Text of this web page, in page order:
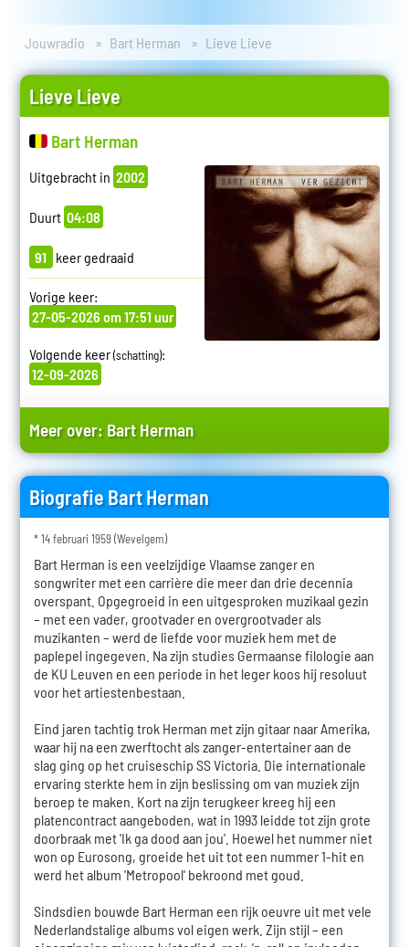
Jouwradio Bart Herman Lieve Lieve
Lieve Lieve
Bart Herman
Uitgebracht in 2002
Duurt 04:08
91 keer gedraaid
Vorige keer:
27-05-2026 om 17:51 uur
Volgende keer(schatting):
12-09-2026
Meer over: Bart Herman
Biografie Bart Herman
* 14 februari 1959 (Wevelgem)
Bart Herman is een veelzijdige Vlaamse zanger en
songwriter met een carrière die meer dan drie decennia
overspant. Opgegroeid in een uitgesproken muzikaal gezin
– met een vader, grootvader en overgrootvader als
muzikanten – werd de liefde voor muziek hem met de
paplepel ingegeven. Na zijn studies Germaanse filologie aan
de KU Leuven en een periode in het leger koos hij resoluut
voor het artiestenbestaan.
Eind jaren tachtig trok Herman met zijn gitaar naar Amerika,
waar hij na een zwerftocht als zanger-entertainer aan de
slag ging op het cruiseschip SS Victoria. Die internationale
ervaring sterkte hem in zijn beslissing om van muziek zijn
beroep te maken. Kort na zijn terugkeer kreeg hij een
platencontract aangeboden, wat in 1993 leidde tot zijn grote
doorbraak met 'Ik ga dood aan jou'. Hoewel het nummer niet
won op Eurosong, groeide het uit tot een nummer 1-hit en
werd het album 'Metropool' bekroond met goud.
Sindsdien bouwde Bart Herman een rijk oeuvre uit met vele
Nederlandstalige albums vol eigen werk. Zijn stijl – een